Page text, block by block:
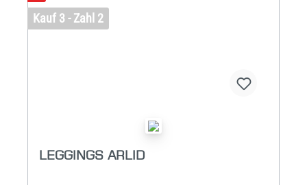
Kauf 3 - Zahl 2
LEGGINGS ARLID